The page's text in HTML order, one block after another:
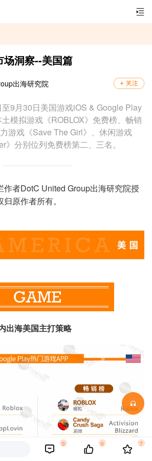
场洞察--美国篇
出海研究院
9月30日美国游戏iOS & Google Play
模拟游戏《ROBLOX》免费榜、畅销
游戏《Save The Girl》、休闲游戏
》分别位列免费榜第二、三名。
作者DotC United Group出海研究院授
原作者所有。
出海美国主打策略
0 0 7